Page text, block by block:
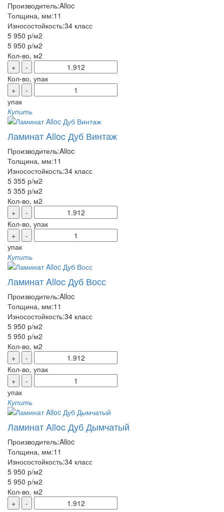
Производитель:Alloc
Толщина, мм:11
Износостойкость:34 класс
5 950 р/м2
5 950 р/м2
Кол-во, м2
+
-
Кол-во, упак
+
-
упак
Купить
Ламинат Alloc Дуб Винтаж
Производитель:Alloc
Толщина, мм:11
Износостойкость:34 класс
5 355 р/м2
5 355 р/м2
Кол-во, м2
+
-
Кол-во, упак
+
-
упак
Купить
Ламинат Alloc Дуб Восс
Производитель:Alloc
Толщина, мм:11
Износостойкость:34 класс
5 950 р/м2
5 950 р/м2
Кол-во, м2
+
-
Кол-во, упак
+
-
упак
Купить
Ламинат Alloc Дуб Дымчатый
Производитель:Alloc
Толщина, мм:11
Износостойкость:34 класс
5 950 р/м2
5 950 р/м2
Кол-во, м2
+
-